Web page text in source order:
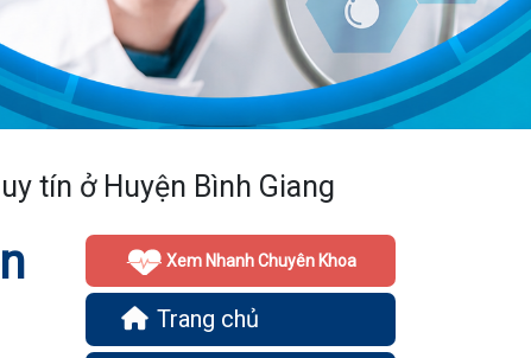
tín ở Huyện Bình Giang
Xem Nhanh Chuyên Khoa
Trang chủ